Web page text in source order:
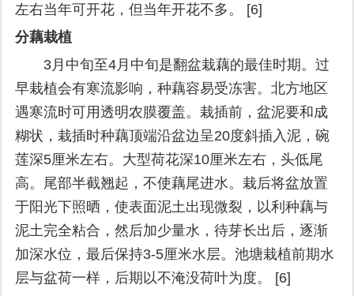
左右当年可开花，但当年开花不多。 [6]
分藕栽植
3月中旬至4月中旬是翻盆栽藕的最佳时期。过
早栽植会有寒流影响，种藕容易受冻害。北方地区
遇寒流时可用透明农膜覆盖。栽插前，盆泥要和成
糊状，栽插时种藕顶端沿盆边呈20度斜插入泥，碗
莲深5厘米左右。大型荷花深10厘米左右，头低尾
高。尾部半截翘起，不使藕尾进水。栽后将盆放置
于阳光下照晒，使表面泥土出现微裂，以利种藕与
泥土完全粘合，然后加少量水，待芽长出后，逐渐
加深水位，最后保持3-5厘米水层。池塘栽植前期水
层与盆荷一样，后期以不淹没荷叶为度。 [6]